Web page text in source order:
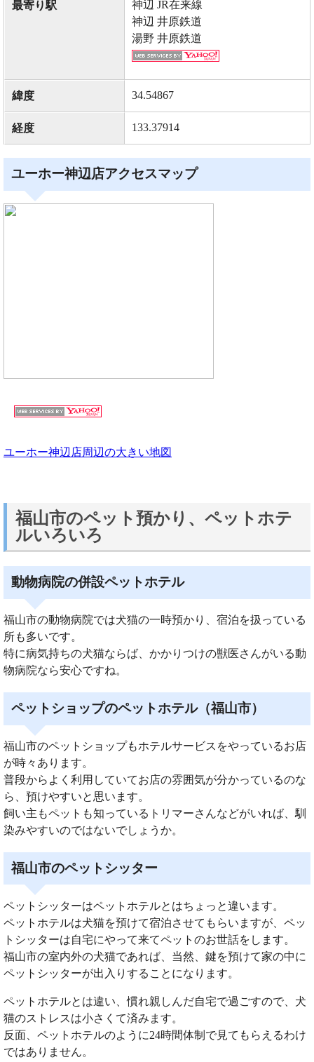
最寄り駅
神辺 JR在来線
神辺 井原鉄道
湯野 井原鉄道
緯度 34.54867
経度 133.37914
ユーホー神辺店アクセスマップ
ユーホー神辺店周辺の大きい地図
福山市のペット預かり、ペットホテ
ルいろいろ
動物病院の併設ペットホテル
福山市の動物病院では犬猫の一時預かり、宿泊を扱っている
所も多いです。
特に病気持ちの犬猫ならば、かかりつけの獣医さんがいる動
物病院なら安心ですね。
ペットショップのペットホテル（福山市）
福山市のペットショップもホテルサービスをやっているお店
が時々あります。
普段からよく利用していてお店の雰囲気が分かっているのな
ら、預けやすいと思います。
飼い主もペットも知っているトリマーさんなどがいれば、馴
染みやすいのではないでしょうか。
福山市のペットシッター
ペットシッターはペットホテルとはちょっと違います。
ペットホテルは犬猫を預けて宿泊させてもらいますが、ペッ
トシッターは自宅にやって来てペットのお世話をします。
福山市の室内外の犬猫であれば、当然、鍵を預けて家の中に
ペットシッターが出入りすることになります。
ペットホテルとは違い、慣れ親しんだ自宅で過ごすので、犬
猫のストレスは小さくて済みます。
反面、ペットホテルのように24時間体制で見てもらえるわけ
ではありません。